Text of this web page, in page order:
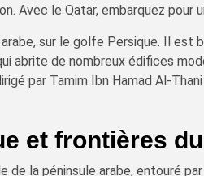
Avec le Qatar, embarquez pour
sur le golfe Persique. Il est
abrite de nombreux édifices
par Tamim Ibn Hamad Al-
et frontières
la péninsule arabe, entouré